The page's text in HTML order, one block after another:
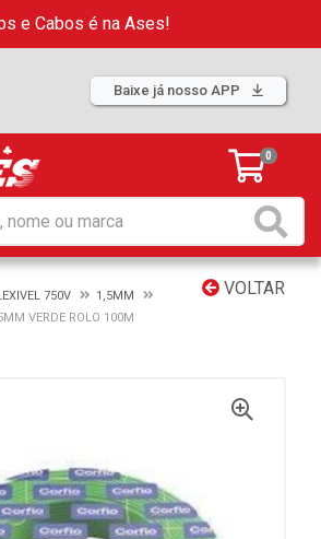
e Cabos é na Ases!
Baixe já nosso APP
0
VOLTAR
750V
1,5MM
VERDE ROLO 100M